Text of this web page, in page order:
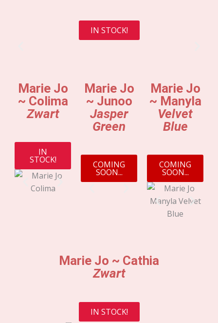
IN STOCK!
Marie Jo
~ Colima
Zwart
IN
STOCK!
Marie Jo
~ Junoo
Jasper
Green
COMING
SOON...
Marie Jo
~ Manyla
Velvet
Blue
COMING
SOON...
Marie Jo ~ Cathia
Zwart
IN STOCK!